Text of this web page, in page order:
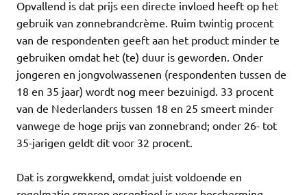
Opvallend is dat prijs een directe invloed heeft op het
gebruik van zonnebrandcrème. Ruim twintig procent
van de respondenten geeft aan het product minder te
gebruiken omdat het (te) duur is geworden. Onder
jongeren en jongvolwassenen (respondenten tussen de
18 en 35 jaar) wordt nog meer bezuinigd. 33 procent
van de Nederlanders tussen 18 en 25 smeert minder
vanwege de hoge prijs van zonnebrand; onder 26- tot
35-jarigen geldt dit voor 32 procent.
Dat is zorgwekkend, omdat juist voldoende en